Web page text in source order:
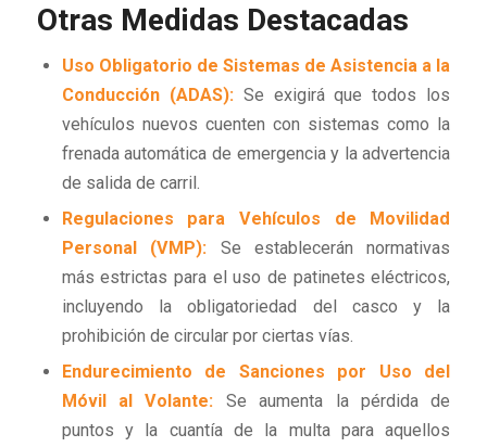
Otras Medidas Destacadas
Uso Obligatorio de Sistemas de Asistencia a la
Conducción (ADAS):Se exigirá que todos los
vehículos nuevos cuenten con sistemas como la
frenada automática de emergencia y la advertencia
de salida de carril.
Regulaciones para Vehículos de Movilidad
Personal (VMP): Se establecerán normativas
más estrictas para el uso de patinetes eléctricos,
incluyendo la obligatoriedad del casco y la
prohibición de circular por ciertas vías.
Endurecimiento de Sanciones por Uso del
Móvil al Volante: Se aumenta la pérdida de
puntos y la cuantía de la multa para aquellos